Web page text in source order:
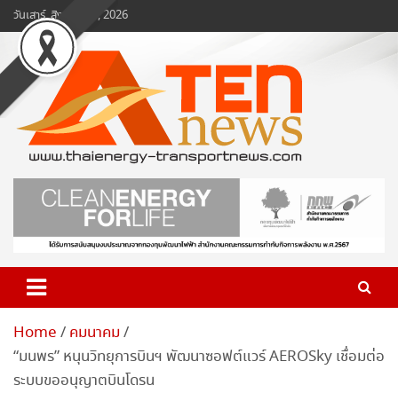
Skip
to
content
วันเสาร์, สิงหาคม 8, 2026
www.ten-news.com
ข่าวพลังงานและคมนาคม
Home
คมนาคม
“มนพร” หนุนวิทยุการบินฯ พัฒนาซอฟต์แวร์ AEROSky เชื่อมต่อ
ระบบขออนุญาตบินโดรน